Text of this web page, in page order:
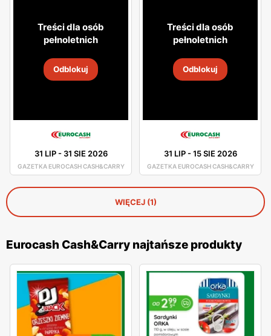
Treści dla osób
pełnoletnich
Odblokuj
31 LIP- 31 SIE 2026
GAZETKA EUROCASH CASH&CARRY
Treści dla osób
pełnoletnich
Odblokuj
31 LIP-15 SIE 2026
GAZETKA EUROCASH CASH&CARRY
WIĘCEJ (1)
Eurocash Cash&Carry najtańsze produkty